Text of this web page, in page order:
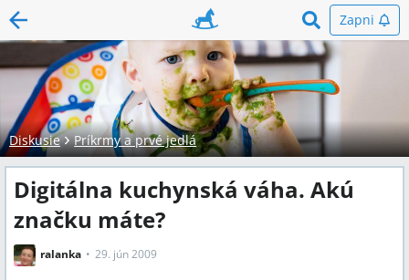
Zapni
Diskusie Príkrmy a prvé jedlá
Digitálna kuchynská váha. Akú
značku máte?
ralanka 29. jún 2009